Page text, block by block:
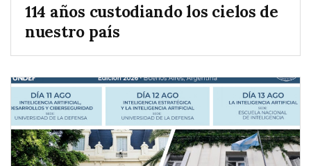
114 años custodiando los cielos de
nuestro país